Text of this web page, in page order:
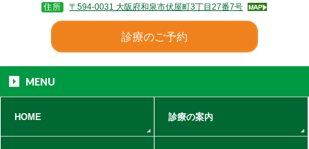
住所
〒594-0031 大阪府和泉市伏屋町3丁目27番7号
診療のご予約
MENU
HOME 診療の案内